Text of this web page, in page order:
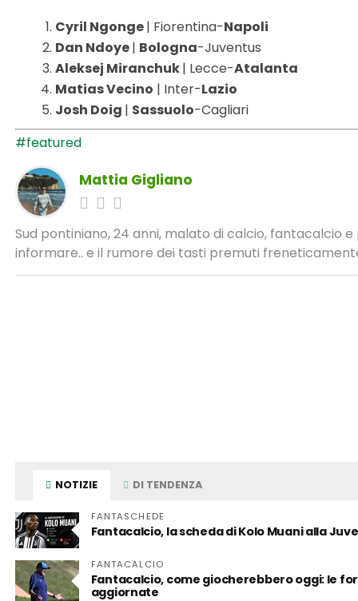
Cyril Ngonge| Fiorentina-Napoli
Dan Ndoye| Bologna-Juventus
Aleksej Miranchuk| Lecce-Atalanta
Matias Vecino | Inter-Lazio
Josh Doig | Sassuolo-Cagliari
#featured
Mattia Gigliano
Sud pontiniano, 24 anni, malato di calcio, fantacalcio
informare.. e il rumore dei tasti premuti
NOTIZIE DI TENDENZA
FANTASCHEDE
Fantacalcio, la scheda di Kolo Muani alla
FANTACALCIO
Fantacalcio, come giocherebbero oggi: le
aggiornate